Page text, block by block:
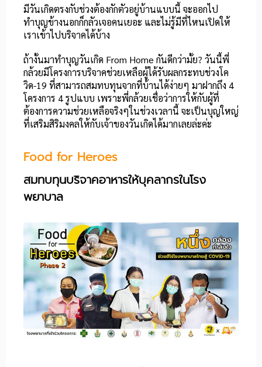
มีวันเกิดตรงกับช่วงต้องกักตัวอยู่บ้านแบบนี้ จะออกไป
ทำบุญข้างนอกก็กลัวเจอคนเยอะ และไม่รู้มีที่ไหนเปิดให้
เราเข้าไปบริจาคได้บ้าง
ถ้างั้นมาทำบุญวันเกิด From Home กันดีกว่ามั้ย? วันนี้พี่
กล้วยมีโครงการบริจาคช่วยเหลือผู้ได้รับผลกระทบช่วงโค
วิด-19 ที่สามารถสมทบทุนจากที่บ้านได้ง่ายๆ มาฝากถึง 4
โครงการ 4 รูปแบบ เพราะพี่กล้วยเชื่อว่าการให้กับผู้ที่
ต้องการความช่วยเหลือจริงๆในช่วงเวลานี้ จะเป็นบุญใหญ่
ที่เสริมสิริมงคลให้กับเจ้าของวันเกิดได้มากเลยล่ะค่ะ
Food for Heroes
สมทบทุนบริจาคอาหารให้บุคลากรในโรง
พยาบาล